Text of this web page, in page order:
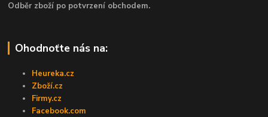
Odběr zboží po potvrzení obchodem.
Ohodnoťte nás na:
Heureka.cz
Zboží.cz
Firmy.cz
Facebook.com